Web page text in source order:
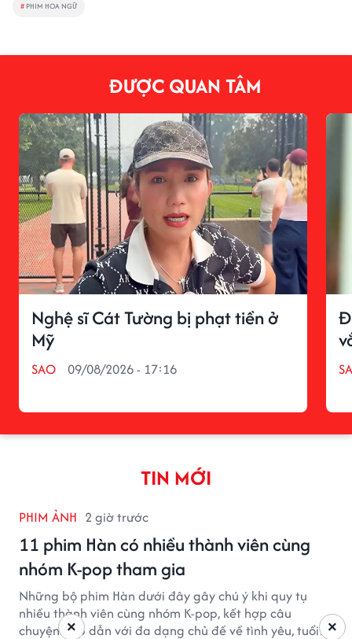
# PHIM HOA NGỮ
ĐƯỢC QUAN TÂM
Nghệ sĩ Cát Tường bị phạt tiền ở
Mỹ
SAO 09/08/2026 - 17:16
TIN MỚI
PHIM ẢNH 2 giờ trước
11 phim Hàn có nhiều thành viên cùng
nhóm K-pop tham gia
Những bộ phim Hàn dưới đây gây chú ý khi quy tụ
nhiều thành viên cùng nhóm K-pop, kết hợp câu
chuyện hấp dẫn với đa dạng chủ đề về tình yêu, tuổi ×
×